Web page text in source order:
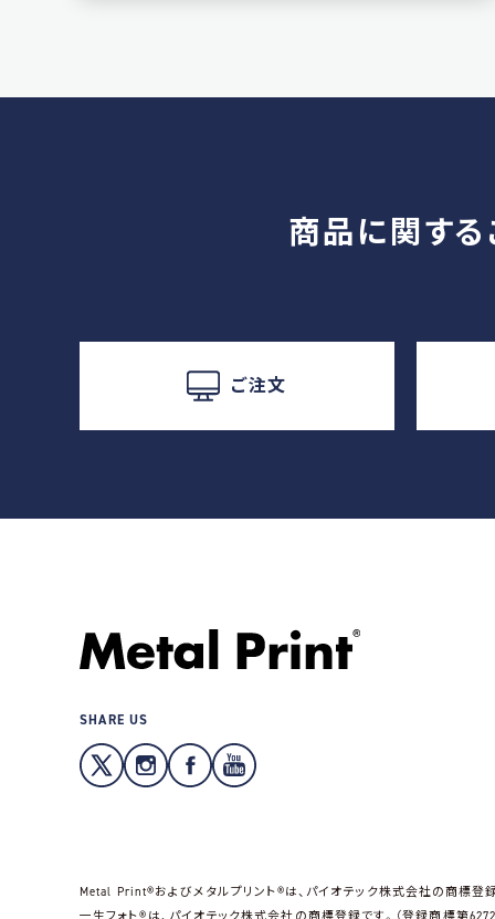
商品に関す
ご注文
SHARE US
Metal Print®およびメタルプリント®は、パイオテック株式会社の商標登